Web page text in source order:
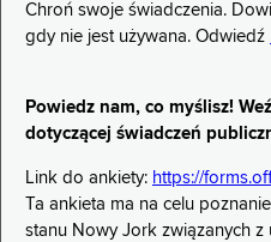
Chroń swoje świadczenia.
gdy nie jest używana. Odwiedź
Powiedz nam, co myślisz!
dotyczącej świadczeń
Link do ankiety: https://
Ta ankieta ma na celu
stanu Nowy Jork związanych